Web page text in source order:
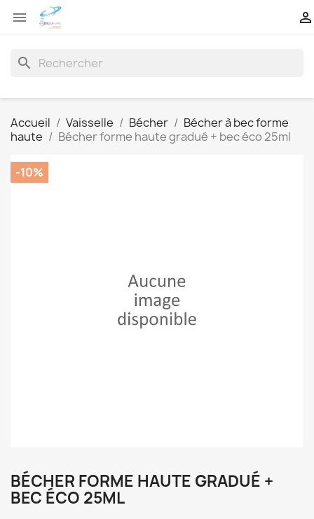
 
search
Accueil Vaisselle Bécher
Bécher à bec forme
haute
Bécher forme haute gradué + bec éco 25ml
-10%
BÉCHER FORME HAUTE GRADUÉ +
BEC ÉCO 25ML